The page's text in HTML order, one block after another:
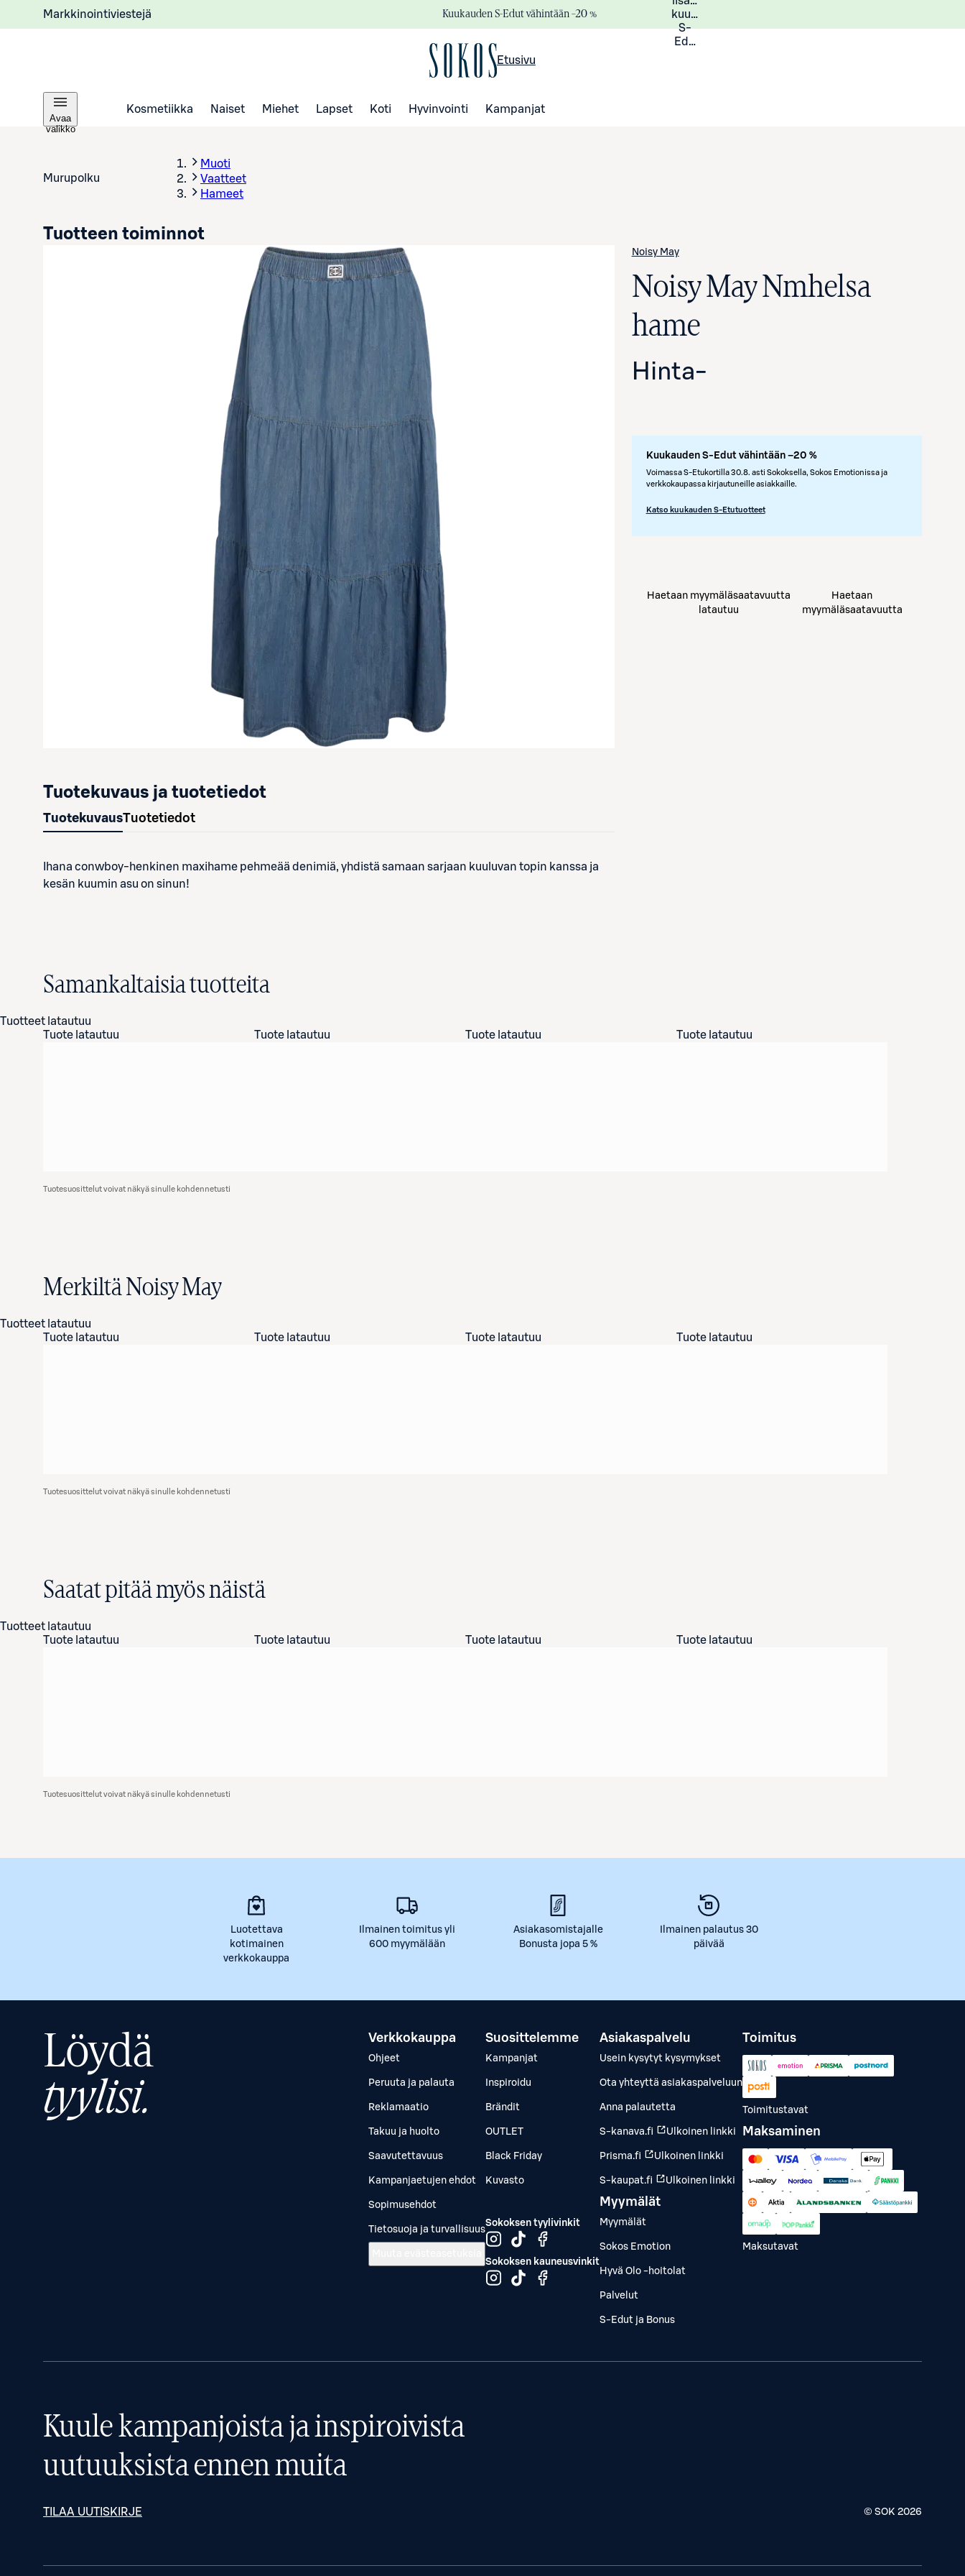
Markkinointiviestejä Kuukauden S-Edut vähintään –20 %
kuukauden
S-
Eduista
Etusivu
Avaa
valikko
Kosmetiikka Naiset Miehet Lapset Koti Hyvinvointi Kampanjat
Murupolku
Muoti
Vaatteet
Hameet
Avaa tuotekuva suurennettuna
Noisy May
Noisy May Nmhelsa
hame
Hinta-
Kuukauden S-Edut vähintään –20 %
Voimassa S-Etukortilla 30.8. asti Sokoksella, Sokos Emotionissa ja
verkkokaupassa kirjautuneille asiakkaille.
Katso kuukauden S-Etutuotteet
Tuotteen toiminnot
Haetaan myymäläsaatavuutta
latautuu
Haetaan
myymäläsaatavuutta
Tuotekuvaus ja tuotetiedot
TuotekuvausTuotetiedot
Ihana conwboy-henkinen maxihame pehmeää denimiä, yhdistä samaan sarjaan kuuluvan topin kanssa ja
kesän kuumin asu on sinun!
Samankaltaisia tuotteita
Tuotteet latautuu
Tuote latautuu
Tuote latautuu Tuote latautuu Tuote latautuu
Tuotesuosittelut voivat näkyä sinulle kohdennetusti
Merkiltä Noisy May
Tuotteet latautuu
Tuote latautuu
Tuote latautuu Tuote latautuu Tuote latautuu
Tuotesuosittelut voivat näkyä sinulle kohdennetusti
Saatat pitää myös näistä
Tuotteet latautuu
Tuote latautuu
Tuote latautuu Tuote latautuu Tuote latautuu
Tuotesuosittelut voivat näkyä sinulle kohdennetusti
Luotettava
kotimainen
verkkokauppa
Ilmainen toimitus yli
600 myymälään
Asiakasomistajalle
Bonusta jopa 5 %
Ilmainen palautus 30
päivää
Löydä
tyylisi.
Verkkokauppa
Ohjeet
Peruuta ja palauta
Reklamaatio
Takuu ja huolto
Saavutettavuus
Kampanjaetujen ehdot
Sopimusehdot
Tietosuoja ja turvallisuus
Suosittelemme
Kampanjat
Inspiroidu
Brändit
OUTLET
Black Friday
Kuvasto
Sokoksen tyylivinkit
Sokoksen kauneusvinkit
Asiakaspalvelu
Usein kysytyt kysymykset
Ota yhteyttä asiakaspalveluun
Anna palautetta
S-kanava.fi Ulkoinen linkki
Prisma.fi Ulkoinen linkki
S-kaupat.fi Ulkoinen linkki
Myymälät
Myymälät
Sokos Emotion
Hyvä Olo -hoitolat
Palvelut
S-Edut ja Bonus
Toimitus
Toimitustavat
Maksaminen
Maksutavat
Kuule kampanjoista ja inspiroivista
uutuuksista ennen muita
TILAA UUTISKIRJE © SOK 2026